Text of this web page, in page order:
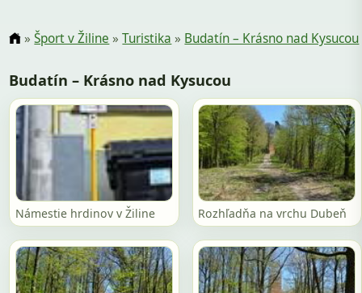
»Šport v Žiline »Turistika » Budatín – Krásno nad Kysucou
Budatín – Krásno nad Kysucou
Námestie hrdinov v Žiline Rozhľadňa na vrchu Dubeň